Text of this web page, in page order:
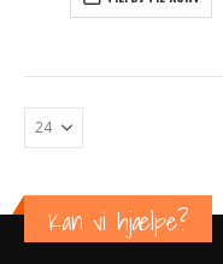
Kan vi hjælpe?